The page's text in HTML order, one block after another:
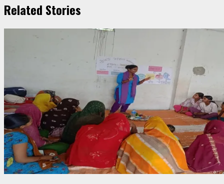
Related Stories